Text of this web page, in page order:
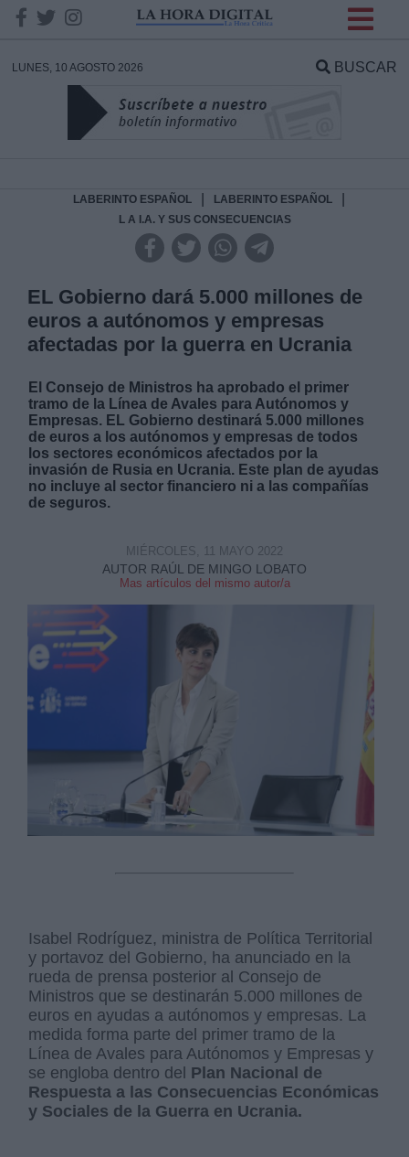
LUNES, 10 AGOSTO 2026 BUSCAR
LABERINTO ESPAÑOL LABERINTO ESPAÑOL
L A I.A. Y SUS CONSECUENCIAS
EL Gobierno dará 5.000 millones de
euros a autónomos y empresas
afectadas por la guerra en Ucrania
El Consejo de Ministros ha aprobado el primer
tramo de la Línea de Avales para Autónomos y
Empresas. EL Gobierno destinará 5.000 millones
de euros a los autónomos y empresas de todos
los sectores económicos afectados por la
invasión de Rusia en Ucrania. Este plan de ayudas
no incluye al sector financiero ni a las compañías
de seguros.
AUTOR RAÚL DE MINGO LOBATO
Mas artículos del mismo autor/a
MIÉRCOLES, 11 MAYO 2022
Isabel Rodríguez, ministra de Política Territorial
y portavoz del Gobierno, ha anunciado en la
rueda de prensa posterior al Consejo de
Ministros que se destinarán 5.000 millones de
euros en ayudas a autónomos y empresas. La
medida forma parte del primer tramo de la
Línea de Avales para Autónomos y Empresas y
se engloba dentro del Plan Nacional de
Respuesta a las Consecuencias Económicas
y Sociales de la Guerra en Ucrania.
DATOS
Responsable:
link
Información adicional
link